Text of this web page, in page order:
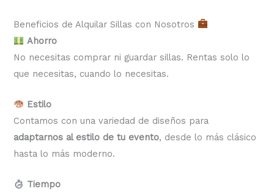
Beneficios de Alquilar Sillas con Nosotros
Ahorro
No necesitas comprar ni guardar sillas. Rentas solo lo
que necesitas, cuando lo necesitas.
Estilo
Contamos con una variedad de diseños para
adaptarnos al estilo de tu evento, desde lo más clásico
hasta lo más moderno.
Tiempo